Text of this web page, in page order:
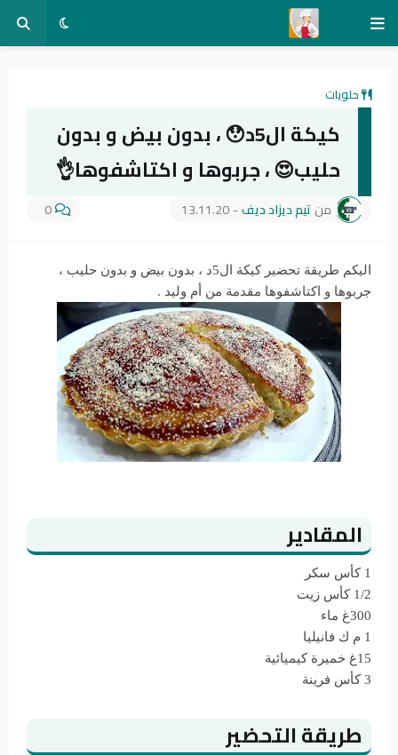
حلويات
كيكة ال5د😯 ، بدون بيض و بدون
حليب😍 ، جربوها و اكتاشفوها👌
من تيم ديزاد ديف-
13.11.20
0
اليكم طريقة تحضير كيكة ال5د ، بدون بيض و بدون حليب ،
جربوها و اكتاشفوها مقدمة من أم وليد .
المقادير
1 كأس سكر
1/2 كأس زيت
300غ ماء
1 م ك فانيليا
15غ خميرة كيميائية
3 كأس فرينة
طريقة التحضير